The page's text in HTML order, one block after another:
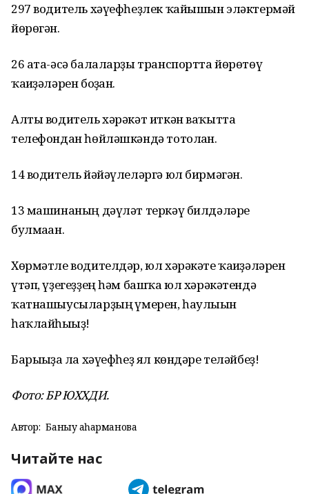
297 водитель хәүефһеҙлек ҡайышын эләктермәй
йөрөгән.
26 ата-әсә балаларҙы транспортта йөрөтөү
ҡағиҙәләрен боҙған.
Алты водитель хәрәкәт иткән ваҡытта
телефондан һөйләшкәндә тотолған.
14 водитель йәйәүлеләргә юл бирмәгән.
13 машинаның дәүләт теркәү билдәләре
булмаған.
Хөрмәтле водителдәр, юл хәрәкәте ҡағиҙәләрен
үтәп, үҙегеҙҙең һәм башҡа юл хәрәкәтендә
ҡатнашыусыларҙың ғүмерен, һаулығын
һаҡлайһығыҙ!
Барығыҙға ла хәүефһеҙ ял көндәре теләйбеҙ!
Фото: БР ЮХХДИ.
Автор: Баныу Ҡаһарманова
Читайте нас